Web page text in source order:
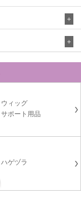
ウィッグ
サポート用品
ハゲヅラ